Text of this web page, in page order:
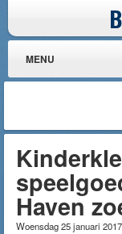
B
MENU
Haven
Woensdag 25 januari 2017